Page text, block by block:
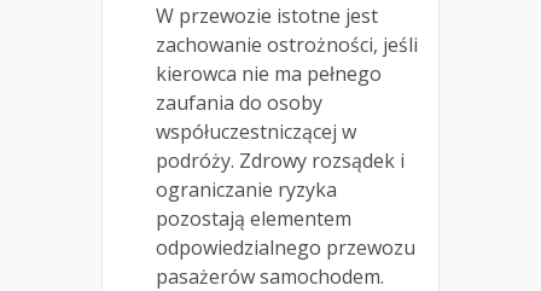
W przewozie istotne jest
zachowanie ostrożności, jeśli
kierowca nie ma pełnego
zaufania do osoby
współuczestniczącej w
podróży. Zdrowy rozsądek i
ograniczanie ryzyka
pozostają elementem
odpowiedzialnego przewozu
pasażerów samochodem.